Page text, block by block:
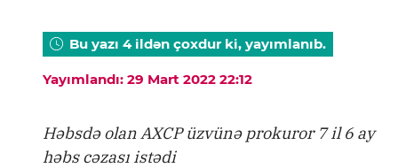
Bu yazı 4 ildən çoxdur ki, yayımlanıb.
Yayımlandı: 29 Mart 2022 22:12
Həbsdə olan AXCP üzvünə prokuror 7 il 6 ay
həbs cəzası istədi